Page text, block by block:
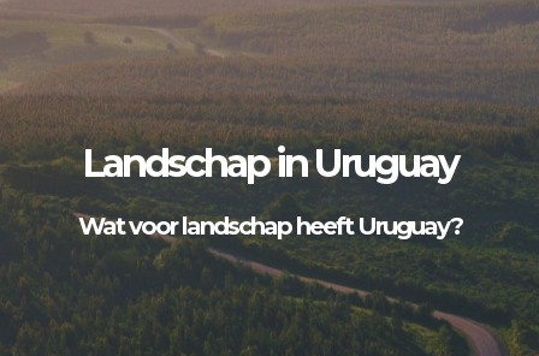
Landschap in Uruguay
Wat voor landschap heeft Uruguay?